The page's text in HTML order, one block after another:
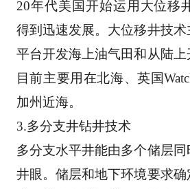
20年代美国开始运用大位移
得到迅速发展。大位移井技
平台开发海上油气田和从陆上
目前主要用在北海、英国
加州近海。
3.多分支井钻井技术
多分支水平井能由多个储层
井眼。储层和地下环境要求